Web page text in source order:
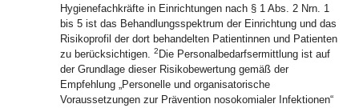
Hygienefachkräfte in Einrichtungen nach § 1 Abs. 2 Nrn. 1
bis 5 ist das Behandlungsspektrum der Einrichtung und das
Risikoprofil der dort behandelten Patientinnen und Patienten
zu berücksichtigen. 2 Die Personalbedarfsermittlung ist auf
der Grundlage dieser Risikobewertung gemäß der
Empfehlung „Personelle und organisatorische
Voraussetzungen zur Prävention nosokomialer Infektionen“